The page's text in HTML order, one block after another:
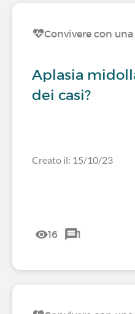
Convivere con
Aplasia
dei casi?
Creato il: 15/10/23
16 1